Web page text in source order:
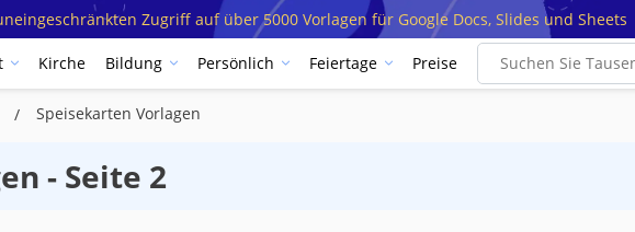
Zugriff auf über 5000 Vorlagen für Google Docs, Slides und Sheets
Kirche Bildung Persönlich Feiertage Preise
Speisekarten Vorlagen
- Seite 2